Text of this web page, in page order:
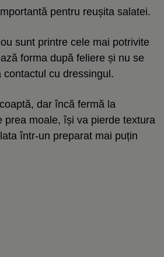
pentru reușita salatei.
sunt printre cele mai potrivite
forma după feliere și nu se
cu dressingul.
dar încă fermă la
prea moale, își va pierde textura
într-un preparat mai puțin